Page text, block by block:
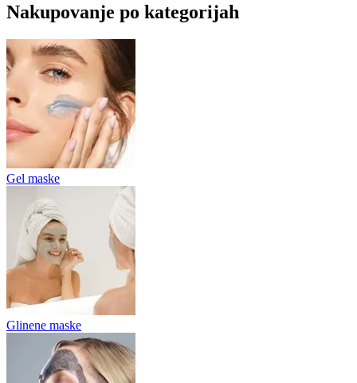
Nakupovanje po kategorijah
Gel maske
Glinene maske